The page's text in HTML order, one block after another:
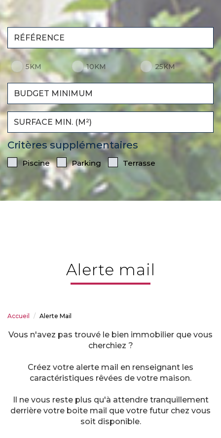
5KM 10KM 25KM
Critères supplémentaires
Piscine Parking Terrasse
alerte mail
Accueil Alerte Mail
Vous n'avez pas trouvé le bien immobilier que vous
cherchiez ?
Créez votre alerte mail en renseignant les
caractéristiques rêvées de votre maison.
Il ne vous reste plus qu'à attendre tranquillement
derrière votre boite mail que votre futur chez vous
soit disponible.